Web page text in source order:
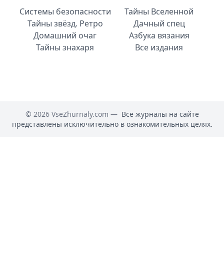
Системы безопасности
Тайны звёзд. Ретро
Домашний очаг
Тайны знахаря
Тайны Вселенной
Дачный спец
Азбука вязания
Все издания
© 2026 VseZhurnaly.com — Все журналы на сайте
представлены исключительно в ознакомительных целях.